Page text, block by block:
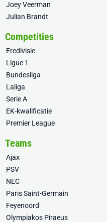
Joey Veerman
Julian Brandt
Competities
Eredivisie
Ligue 1
Bundesliga
Laliga
Serie A
EK-kwalificatie
Premier League
Teams
Ajax
PSV
NEC
Paris Saint-Germain
Feyenoord
Olympiakos Piraeus